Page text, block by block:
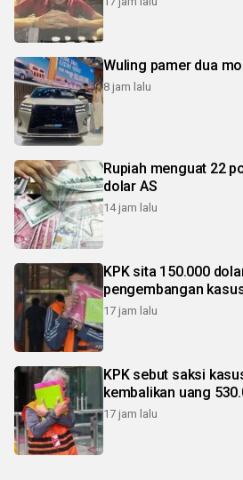
Wuling pamer dua
8 jam lalu
Rupiah menguat 22
dolar AS
14 jam lalu
KPK sita 150.000
pengembangan
17 jam lalu
KPK sebut saksi
kembalikan uang
17 jam lalu